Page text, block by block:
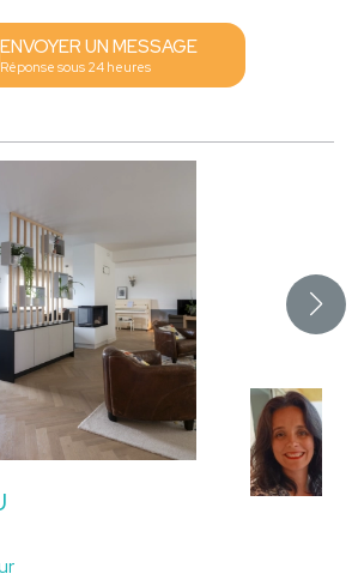
ENVOYER UN MESSAGE
Réponse sous 24 heures